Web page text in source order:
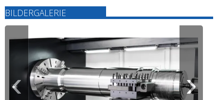
BILDERGALERIE